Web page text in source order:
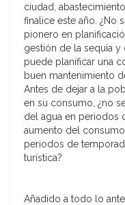
ciudad,
finalice este año. ¿No
pionero en
gestión de la sequía
puede planificar una
buen mantenimiento
Antes de dejar a la
en su consumo, ¿no
del agua en periodos
aumento del
periodos de
turística?
Añadido a todo lo